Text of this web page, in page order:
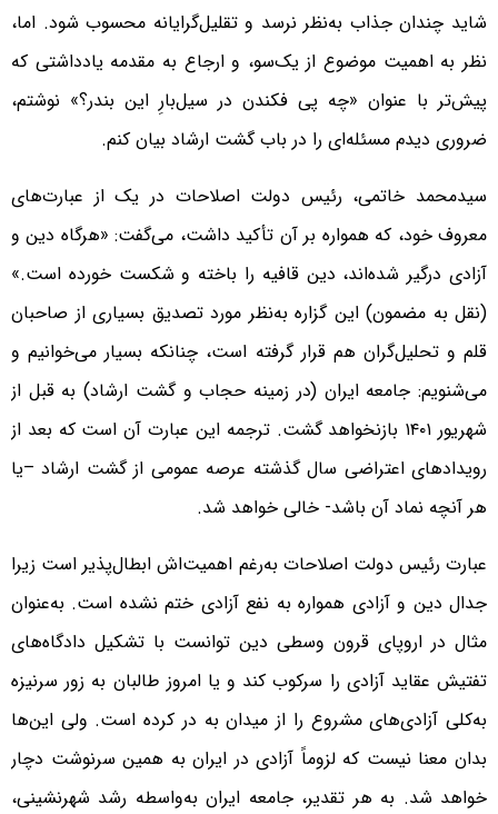
شاید چندان جذاب به‌نظر نرسد و تقلیل‌گرایانه محسوب شود. اما،
نظر به اهمیت موضوع از یک‌سو، و ارجاع به مقدمه یادداشتی که
پیش‌تر با عنوان «چه پی فکندن در سیل‌بارِ این بندر؟» نوشتم،
ضروری دیدم مسئله‌ای را در باب گشت ارشاد بیان کنم.
سیدمحمد خاتمی، رئیس دولت اصلاحات در یک از عبارت‌های
معروف خود، که همواره بر آن تأکید داشت،‌ می‌گفت: «هرگاه دین و
آزادی درگیر شده‌اند، دین قافیه را باخته و شکست خورده است.»
(نقل به مضمون) این گزاره به‌نظر مورد تصدیق بسیاری از صاحبان
قلم و تحلیل‌گران هم قرار گرفته است، چنانکه بسیار می‌خوانیم و
می‌شنویم: جامعه ایران (در زمینه حجاب و گشت ارشاد) به قبل از
شهریور ۱۴۰۱ بازنخواهد گشت. ترجمه این عبارت آن است که بعد از
رویدادهای اعتراضی سال گذشته عرصه عمومی از گشت ارشاد –یا
هر آنچه نماد آن باشد- خالی خواهد شد.
عبارت رئیس دولت اصلاحات به‌رغم اهمیت‌اش ابطال‌پذیر است زیرا
جدال دین و آزادی همواره به نفع آزادی ختم نشده است. به‌عنوان
مثال در اروپای قرون وسطی دین توانست با تشکیل دادگاه‌های
تفتیش عقاید آزادی را سرکوب کند و یا امروز طالبان به زور سرنیزه
به‌کلی آزادی‌های مشروع را از میدان به در کرده است. ولی این‌ها
بدان معنا نیست که لزوماً آزادی در ایران به همین سرنوشت دچار
خواهد شد. به هر تقدیر، جامعه ایران به‌واسطه رشد شهرنشینی،